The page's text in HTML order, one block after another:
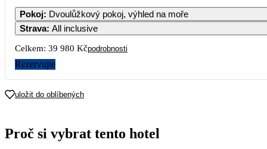
Pokoj: Dvoulůžkový pokoj, výhled na moře
Strava: All inclusive
Celkem: 39 980 Kčpodrobnosti
Rezervujte
uložit do oblíbených
Proč si vybrat tento hotel